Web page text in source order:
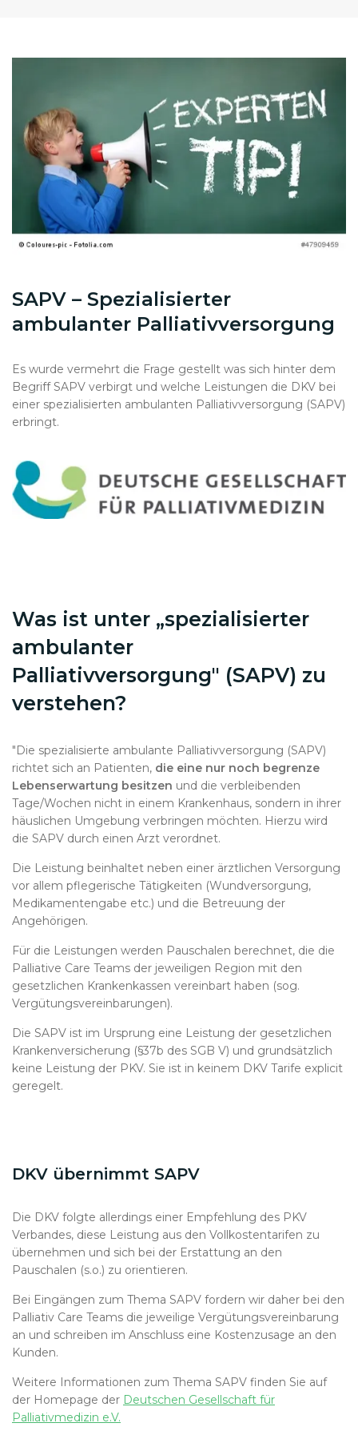
SAPV – Spezialisierter
ambulanter Palliativversorgung
Es wurde vermehrt die Frage gestellt was sich hinter dem
Begriff SAPV verbirgt und welche Leistungen die DKV bei
einer spezialisierten ambulanten Palliativversorgung (SAPV)
erbringt.
Was ist unter „spezialisierter
ambulanter
Palliativversorgung" (SAPV) zu
verstehen?
"Die spezialisierte ambulante Palliativversorgung (SAPV)
richtet sich an Patienten, die eine nur noch begrenze
Lebenserwartung besitzen und die verbleibenden
Tage/Wochen nicht in einem Krankenhaus, sondern in ihrer
häuslichen Umgebung verbringen möchten. Hierzu wird
die SAPV durch einen Arzt verordnet.
Die Leistung beinhaltet neben einer ärztlichen Versorgung
vor allem pflegerische Tätigkeiten (Wundversorgung,
Medikamentengabe etc.) und die Betreuung der
Angehörigen.
Für die Leistungen werden Pauschalen berechnet, die die
Palliative Care Teams der jeweiligen Region mit den
gesetzlichen Krankenkassen vereinbart haben (sog.
Vergütungsvereinbarungen).
Die SAPV ist im Ursprung eine Leistung der gesetzlichen
Krankenversicherung (§37b des SGB V) und grundsätzlich
keine Leistung der PKV. Sie ist in keinem DKV Tarife explicit
geregelt.
DKV übernimmt SAPV
Die DKV folgte allerdings einer Empfehlung des PKV
Verbandes, diese Leistung aus den Vollkostentarifen zu
übernehmen und sich bei der Erstattung an den
Pauschalen (s.o.) zu orientieren.
Bei Eingängen zum Thema SAPV fordern wir daher bei den
Palliativ Care Teams die jeweilige Vergütungsvereinbarung
an und schreiben im Anschluss eine Kostenzusage an den
Kunden.
Weitere Informationen zum Thema SAPV finden Sie auf
der Homepage der Deutschen Gesellschaft für
Palliativmedizin e.V.